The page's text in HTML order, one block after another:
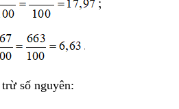
số nguyên: